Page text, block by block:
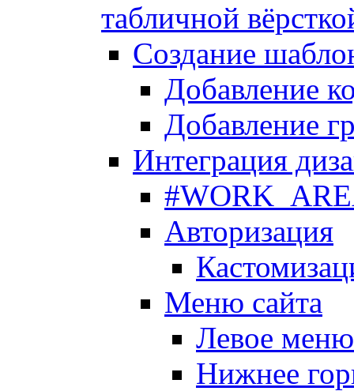
табличной
Создание
Добавление
Добавление
Интеграция
Авторизация
Меню сайта
Левое меню
Нижнее